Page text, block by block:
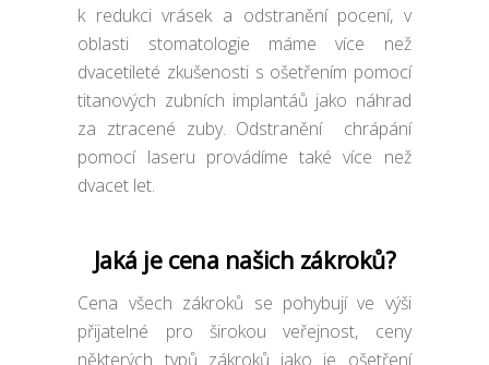
k redukci vrásek a odstranění pocení, v
oblasti stomatologie máme více než
dvacetileté zkušenosti s ošetřením pomocí
titanových zubních implantáů jako náhrad
za ztracené zuby. Odstranění chrápání
pomocí laseru provádíme také více než
dvacet let.
Jaká je cena našich zákroků?
Cena všech zákroků se pohybují ve výši
přijatelné pro širokou veřejnost, ceny
některých typů zákroků jako je ošetření